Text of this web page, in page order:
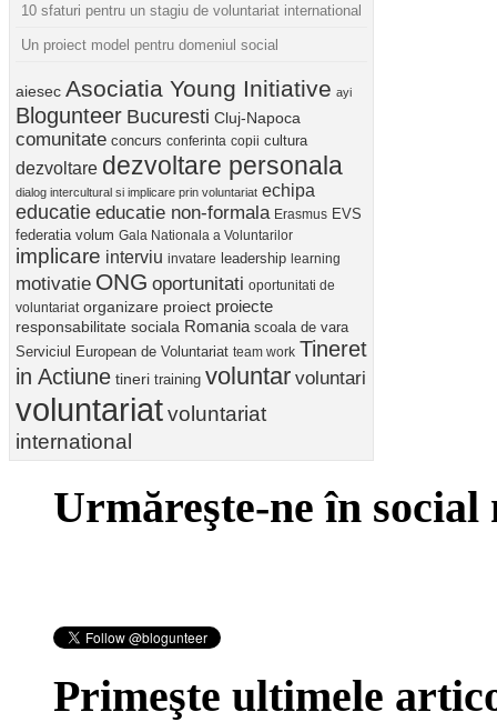
10 sfaturi pentru un stagiu de voluntariat international
Un proiect model pentru domeniul social
aiesec Asociatia Young Initiative ayi
Blogunteer Bucuresti Cluj-Napoca
comunitate concurs conferinta copii cultura
dezvoltare dezvoltare personala
dialog intercultural si implicare prin voluntariat echipa
educatie educatie non-formala Erasmus EVS
federatia volum Gala Nationala a Voluntarilor
implicare interviu invatare leadership learning
motivatie ONG oportunitati oportunitati de
voluntariat organizare proiect proiecte
responsabilitate sociala Romania scoala de vara
Serviciul European de Voluntariat team work Tineret
in Actiune tineri training voluntar voluntari
voluntariatvoluntariat
international
Urmăreşte-ne în social
Primeşte ultimele